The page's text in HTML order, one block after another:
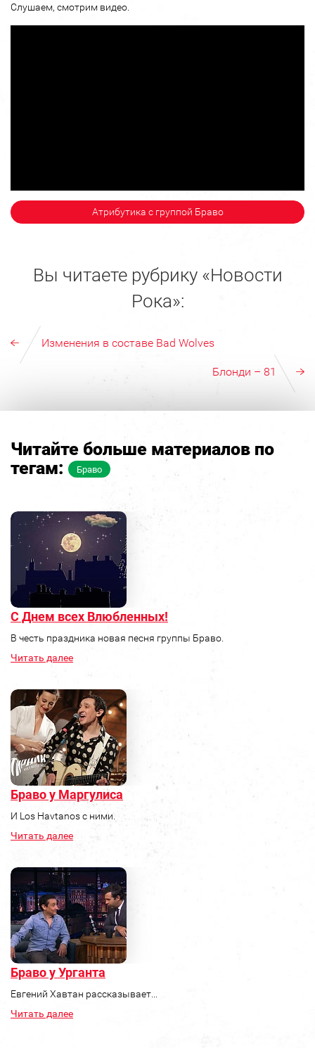
Слушаем, смотрим видео.
Атрибутика с группой Браво
Вы читаете рубрику «Новости
Рока»:
Изменения в составе Bad Wolves
Блонди – 81
Читайте больше материалов по
тегам:
Браво
С Днем всех Влюбленных!
В честь праздника новая песня группы Браво.
Читать далее
Браво у Маргулиса
И Los Havtanos с ними.
Читать далее
Браво у Урганта
Евгений Хавтан рассказывает...
Читать далее